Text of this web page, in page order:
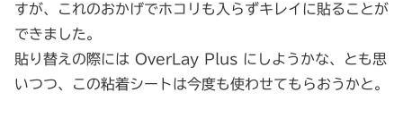
すが、これのおかげでホコリも入らずキレイに貼ることが
できました。
貼り替えの際には OverLay Plus にしようかな、とも思
いつつ、この粘着シートは今度も使わせてもらおうかと。